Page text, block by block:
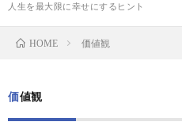
人生を最大限に幸せにするヒント
HOME 価値観
価値観